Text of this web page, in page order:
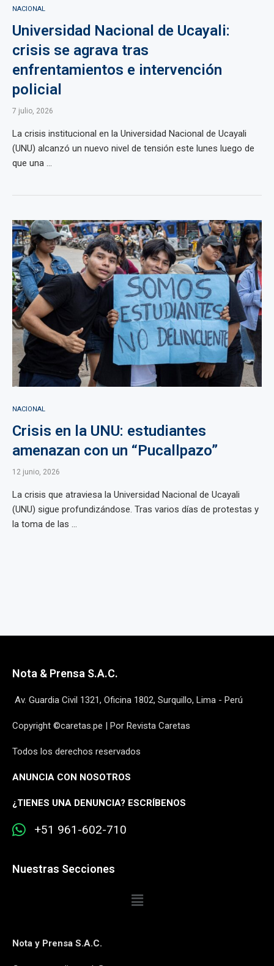
NACIONAL
Universidad Nacional de Ucayali:
crisis se agrava tras
enfrentamientos e intervención
policial
7 julio, 2026
La crisis institucional en la Universidad Nacional de Ucayali
(UNU) alcanzó un nuevo nivel de tensión este lunes luego de
que una ...
NACIONAL
Crisis en la UNU: estudiantes
amenazan con un “Pucallpazo”
12 junio, 2026
La crisis que atraviesa la Universidad Nacional de Ucayali
(UNU) sigue profundizándose. Tras varios días de protestas y
la toma de las ...
Nota & Prensa S.A.C.
Av. Guardia Civil 1321, Oficina 1802, Surquillo, Lima - Perú
Copyright ©caretas.pe | Por Revista Caretas
Todos los derechos reservados
ANUNCIA CON NOSOTROS
¿TIENES UNA DENUNCIA? ESCRÍBENOS
+51 961-602-710
Nuestras Secciones
Nota y Prensa S.A.C.